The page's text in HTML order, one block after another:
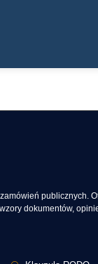
publicznych.
dokumentów,